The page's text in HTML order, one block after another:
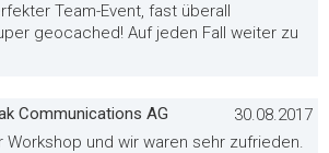
Team-Event, fast überall
geocached! Auf jeden Fall weiter zu
Communications AG
30.08.2017
Workshop und wir waren sehr zufrieden.